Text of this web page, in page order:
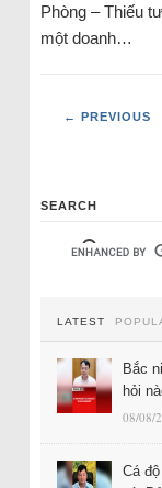
Phòng – Thiếu
một doanh…
← PREVIOUS
SEARCH
LATEST
Bắc
hỏi
08/08/
Cá